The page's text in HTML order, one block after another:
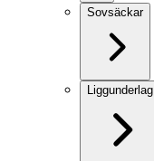
Sovsäckar
Liggunderlag